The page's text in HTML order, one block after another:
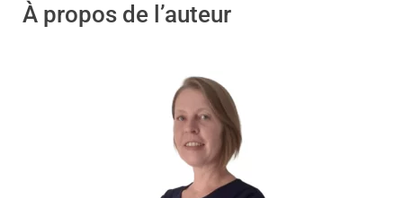
À propos de l’auteur